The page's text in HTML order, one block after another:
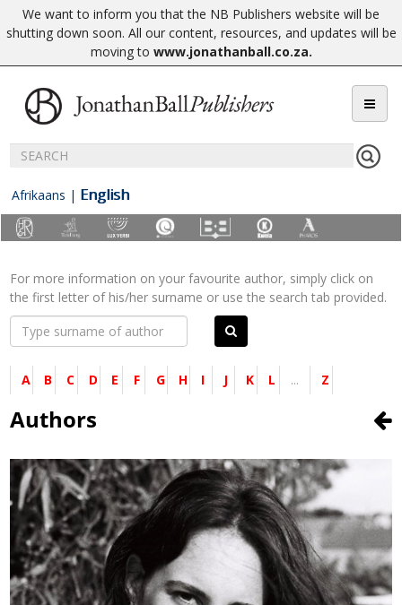
We want to inform you that the NB Publishers website will be
shutting down soon. All our content, resources, and updates will be
moving to www.jonathanball.co.za.
Afrikaans | English
For more information on your favourite author, simply click on
the first letter of his/her surname or use the search tab provided.
A B C D E F G H I J K L ... Z
Authors